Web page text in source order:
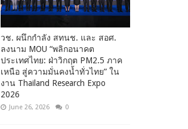
วช. ผนึกกำลัง สทนช. และ สอศ.
ลงนาม MOU “พลิกอนาคต
ประเทศไทย: ฝ่าวิกฤต PM2.5 ภาค
เหนือ สู่ความมั่นคงน้ำทั่วไทย” ใน
งาน Thailand Research Expo
2026
June 26, 2026 0